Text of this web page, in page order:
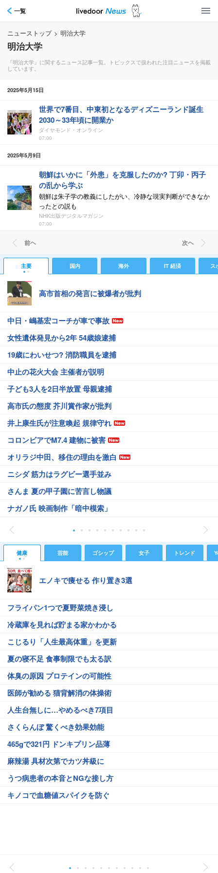
一覧
ニューストップ > 明治大学
明治大学
『明治大学』に関するニュース記事一覧。トピックスで扱われた注目ニュースを掲載
しています。
2025年5月15日
世界で7番目、中東初となるディズニーランド誕生
2030～33年頃に開業か
ダイヤモンド・オンライン
07:00
2025年5月9日
朝鮮はいかに「外患」を克服したのか? 丁卯・丙子
の乱から学ぶ
朝鮮は朱子学の教義にしたがい、冷静な現実判断ができなか
ったとの説も
NHK出版デジタルマガジン
07:00
前ヘ 次ヘ
主要 国内 海外 IT 経済 ス
高市首相の発言に被爆者が批判
中日・嶋基宏コーチが車で事故
女性遺体発見から2年 54歳娘逮捕
19歳にわいせつ? 消防職員を逮捕
中止の花火大会 主催者が説明
子ども3人を2日半放置 母親逮捕
高市氏の態度 芥川賞作家が批判
井上康生氏が注意喚起 規律守れ
コロンビアでM7.4 建物に被害
オリラジ中田、移住の理由を激白
ニシダ 筋力はラグビー選手並み
さんま 夏の甲子園に苦言し物議
ナガノ氏 映画制作「暗中模索」
健康 芸能 ゴシップ 女子 トレンド
エノキで痩せる 作り置き3選
フライパン1つで夏野菜焼き浸し
冷蔵庫を見れば貯まる家かわかる
こじるり「人生最高体重」を更新
夏の寝不足 食事制限でも太る訳
体臭の原因 プロテインの可能性
医師が勧める 猫背解消の体操術
人生台無しに…やめるべき7項目
さくらんぼ 驚くべき効果効能
465gで321円 ドンキプリン品薄
麻辣湯 具材次第でカツ丼級に
うつ病患者の本音とNGな接し方
キノコで血糖値スパイクを防ぐ